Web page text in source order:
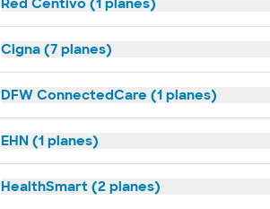
Red Centivo (1 planes)
Cigna (7 planes)
DFW ConnectedCare (1 planes)
EHN (1 planes)
HealthSmart (2 planes)